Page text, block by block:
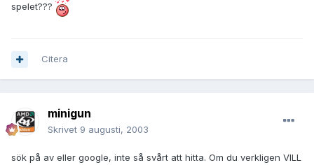
spelet???
Citera
minigun
Skrivet 9 augusti, 2003
sök på av eller google, inte så svårt att hitta. Om du verkligen VILL